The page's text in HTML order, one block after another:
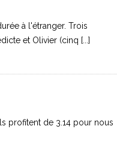
à l'étranger. Trois
et Olivier (cinq [...]
profitent de 3.14 pour nous